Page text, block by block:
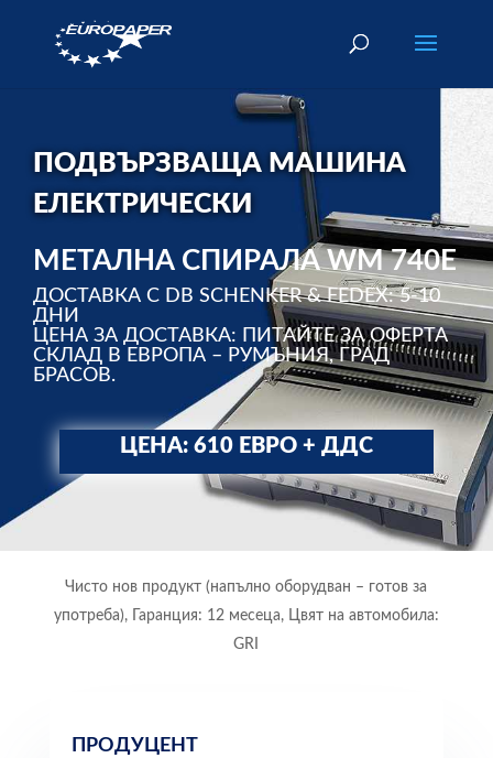
ПОДВЪРЗВАЩА МАШИНА
ЕЛЕКТРИЧЕСКИ
МЕТАЛНА СПИРАЛА WM 740E
ДОСТАВКА С DB SCHENKER & FEDEX: 5-10
ДНИ
ЦЕНА ЗА ДОСТАВКА: ПИТАЙТЕ ЗА ОФЕРТА
СКЛАД В ЕВРОПА – РУМЪНИЯ, ГРАД
БРАСОВ.
ЦЕНА: 610 ЕВРО + ДДС
Чисто нов продукт (напълно оборудван – готов за
употреба), Гаранция: 12 месеца, Цвят на автомобила:
GRI
ПРОДУЦЕНТ